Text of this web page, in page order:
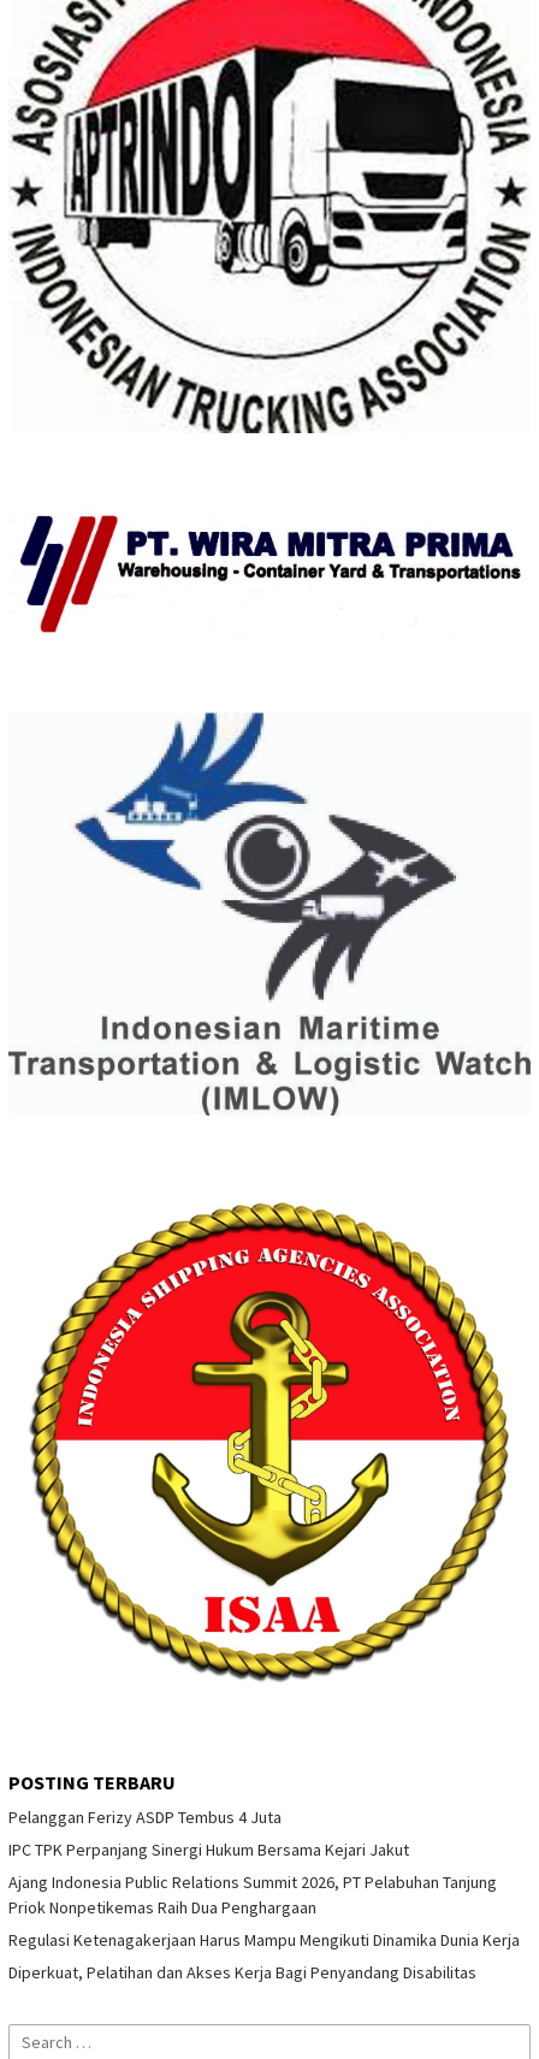
POSTING TERBARU
Pelanggan Ferizy ASDP Tembus 4 Juta
IPC TPK Perpanjang Sinergi Hukum Bersama Kejari Jakut
Ajang Indonesia Public Relations Summit 2026, PT Pelabuhan Tanjung
Priok Nonpetikemas Raih Dua Penghargaan
Regulasi Ketenagakerjaan Harus Mampu Mengikuti Dinamika Dunia Kerja
Diperkuat, Pelatihan dan Akses Kerja Bagi Penyandang Disabilitas
Search